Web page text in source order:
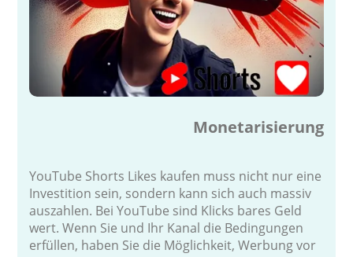
Monetarisierung
YouTube Shorts Likes kaufen muss nicht nur eine
Investition sein, sondern kann sich auch massiv
auszahlen. Bei YouTube sind Klicks bares Geld
wert. Wenn Sie und Ihr Kanal die Bedingungen
erfüllen, haben Sie die Möglichkeit, Werbung vor